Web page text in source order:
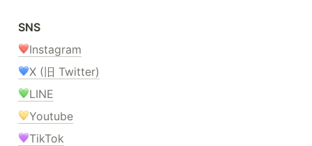
SNS
Instagram
X (旧 Twitter)
LINE
Youtube
TikTok